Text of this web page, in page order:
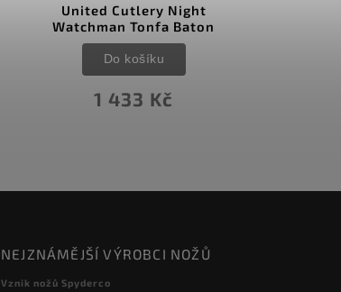
United Cutlery Night
Watchman Tonfa Baton
1 433 Kč
Do košíku
NEJZNÁMĚJŠÍ VÝROBCI NOŽŮ
Vznik nožů Spyderco